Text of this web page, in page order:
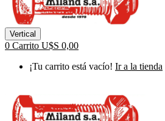
Vertical
0 Carrito U$S 0,00
¡Tu carrito está vacío! Ir a la tienda